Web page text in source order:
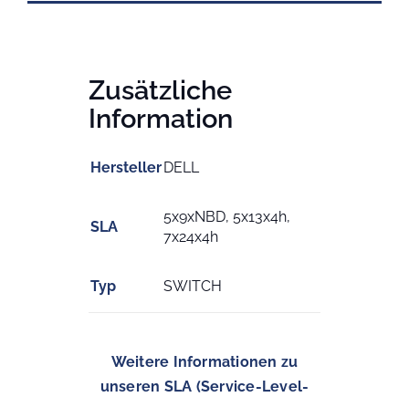
Zusätzliche
Information
HerstellerDELL
SLA
5x9xNBD, 5x13x4h,
7x24x4h
Typ SWITCH
Weitere Informationen zu
unseren SLA (Service-Level-